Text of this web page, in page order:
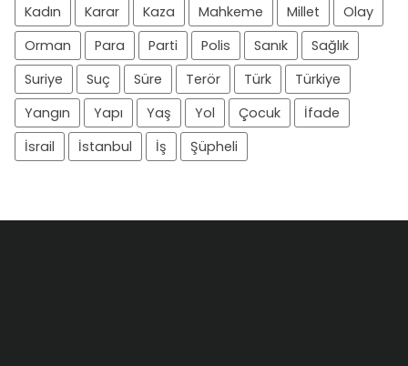
Kadın
Karar Kaza Mahkeme Millet
Olay
Orman
Para Parti Polis Sanık
Sağlık
Suriye
Suç Süre Terör Türk
Türkiye
Yangın
Yapı Yaş Yol Çocuk
İfade
İsrail
İstanbul İş Şüpheli